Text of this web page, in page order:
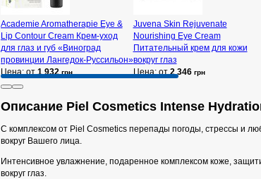
Academie Aromatherapie Eye &
Lip Contour Cream Крем-уход
для глаз и губ «Виноград
провинции Лангедок-Руссильон»
Цена: от1 932грн
Juvena Skin Rejuvenate
Nourishing Eye Cream
Питательный крем для кожи
вокруг глаз
Цена: от2 346 грн
Описание Piel Cosmetics Intense
С комплексом от Piel Cosmetics перепады погоды, стрессы и
вокруг Вашего лица.
Интенсивное увлажнение, подаренное комплексом коже,
вокруг глаз.